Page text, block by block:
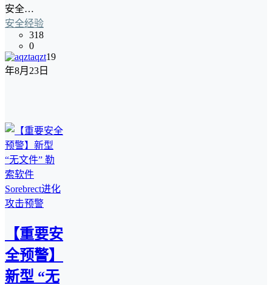
安全…
安全经验
318
0
aqzt19
年8月23日
【重要安
全预警】
新型 “无